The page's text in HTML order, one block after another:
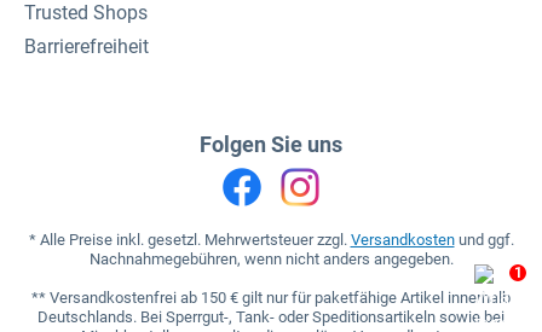
Trusted Shops
Barrierefreiheit
Folgen Sie uns
* Alle Preise inkl. gesetzl. Mehrwertsteuer zzgl. Versandkostenund ggf.
Nachnahmegebühren, wenn nicht anders angegeben.
** Versandkostenfrei ab 150 € gilt nur für paketfähige Artikel innerhalb
Deutschlands. Bei Sperrgut-, Tank- oder Speditionsartikeln sowie bei
1